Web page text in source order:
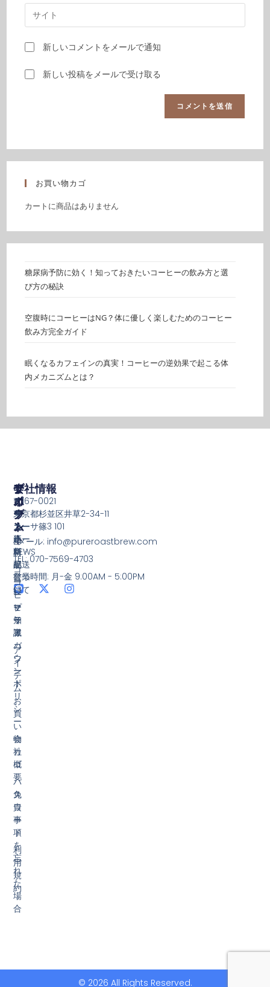
新しいコメントをメールで通知
新しい投稿をメールで受け取る
お買い物カゴ
カートに商品はありません
糖尿病予防に効く！知っておきたいコーヒーの飲み方と選
び方の秘訣
空腹時にコーヒーはNG？体に優しく楽しむためのコーヒー
飲み方完全ガイド
眠くなるカフェインの真実！コーヒーの逆効果で起こる体
内メカニズムとは？
ア
カ
ウ
ン
ト
新
規
登
録
マ
イ
ア
カ
ウ
ン
ト
お
買
い
物
カ
ゴ
パ
ス
ワ
ー
ド
を
忘
れ
た
場
合
ア
イ
テ
ム
新
商
品
コ
ー
ヒ
ー
豆
ア
イ
テ
ム
ブ
ロ
グ
コー
ヒー
NEWS
コ
ー
ヒ
ー
知
識
サ
ポ
ー
ト
送
料・
配送
につ
いて
プ
ラ
イ
バ
シ
ー
ポ
リ
シ
ー
会
社
概
要
免
責
事
項
利
用
規
約
会社情報
〒167-0021
東京都杉並区井草2-34-11
カーサ篠3 101
Eメール: info@pureroastbrew.com
TEL: 070-7569-4703
営業時間: 月-金 9:00AM - 5:00PM
© 2026 All Rights Reserved.